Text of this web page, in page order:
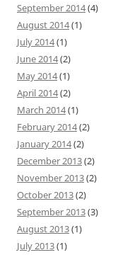
September 2014(4)
August 2014(1)
July 2014(1)
June 2014(2)
May 2014(1)
April 2014(2)
March 2014(1)
February 2014(2)
January 2014(2)
December 2013(2)
November 2013(2)
October 2013(2)
September 2013(3)
August 2013(1)
July 2013(1)